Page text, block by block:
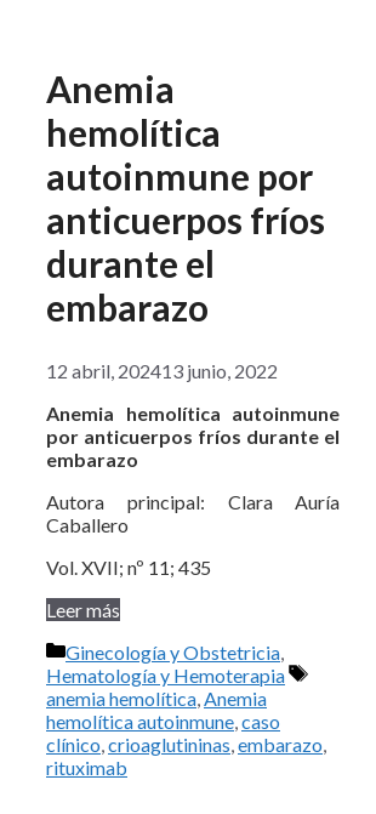
Anemia
hemolítica
autoinmune por
anticuerpos fríos
durante el
embarazo
12 abril, 202413 junio, 2022
Anemia hemolítica autoinmune
por anticuerpos fríos durante el
embarazo
Autora principal: Clara Auría
Caballero
Vol. XVII; nº 11; 435
Leer más
Categorías
Ginecología y Obstetricia
Hematología y Hemoterapia
Etiquetas
anemia hemolítica Anemia
hemolítica autoinmune caso
clínico crioaglutininas embarazo
rituximab